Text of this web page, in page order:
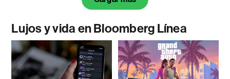
Lujos y vida en Bloomberg Línea